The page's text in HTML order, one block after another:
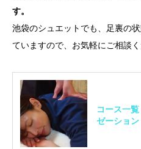
す。
池袋のシュエットでも、足裏の
ていますので、お気軽にご相談く
コース一
ゼーション